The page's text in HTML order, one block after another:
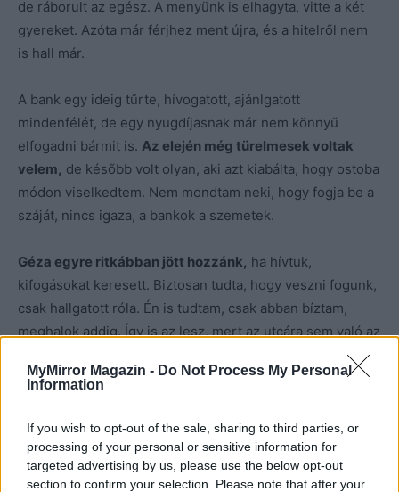
MyMirror Magazin - Do Not Process My Personal
Information
If you wish to opt-out of the sale, sharing to third parties, or
processing of your personal or sensitive information for
targeted advertising by us, please use the below opt-out
section to confirm your selection. Please note that after your
de ráborult az egész. A menyünk is elhagyta, vitte a két
gyereket. Azóta már férjhez ment újra, és a hitelről nem
is hall már.
A bank egy ideig tűrte, hívogatott, ajánlgatott
mindenfélét, de egy nyugdíjasnak már nem könnyű
elfogadni bármit is. Az elején még türelmesek voltak
velem, de később volt olyan, aki azt kiabálta, hogy ostoba
módon viselkedtem. Nem mondtam neki, hogy fogja be a
száját, nincs igaza, a bankok a szemetek.
Géza egyre ritkábban jött hozzánk, ha hívtuk,
kifogásokat keresett. Biztosan tudta, hogy veszni fogunk,
csak hallgatott róla. Én is tudtam, csak abban bíztam,
meghalok addig. Így is az lesz, mert az utcára sem való az
én vénséges testem. Apám nyolcvanig húzta, én nem
fogom. Azt hittem, még jut pár egyszerű év, és
lehet annak a bankosnak, ostoba voltam és hiszékeny. A
saját fiam rántott be a csapdába, pedig látni lehetett, nem
volt elrejtve.